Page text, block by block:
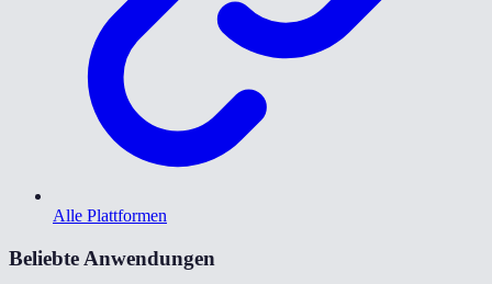
Alle Plattformen
Beliebte Anwendungen